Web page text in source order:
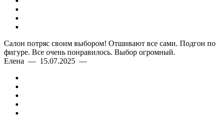
Салон потряс своим выбором! Отшивают все сами. Подгон по
фигуре. Все очень понравилось. Выбор огромный.
Елена — 15.07.2025 —